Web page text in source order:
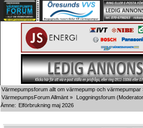
Värmepumpsforum allt om värmepump och värmepumpar
VärmepumpsForum Allmänt » Loggningsforum
Ämne: Elförbrukning maj 2026